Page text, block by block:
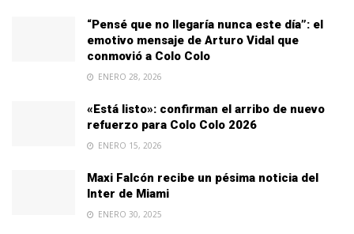
“Pensé que no llegaría nunca este día”: el
emotivo mensaje de Arturo Vidal que
conmovió a Colo Colo
ENERO 28, 2026
«Está listo»: confirman el arribo de nuevo
refuerzo para Colo Colo 2026
ENERO 15, 2026
Maxi Falcón recibe un pésima noticia del
Inter de Miami
ENERO 30, 2025